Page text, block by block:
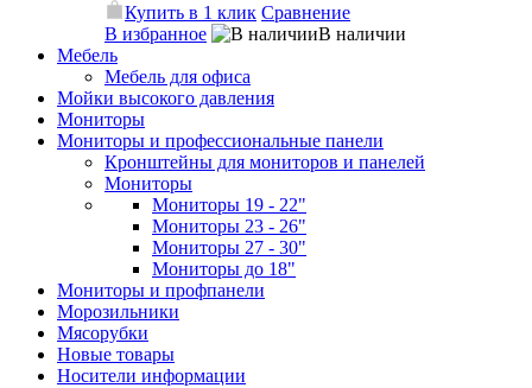
Купить в 1 клик Сравнение
В избранное
В наличии
Мебель
Мебель для офиса
Мойки высокого давления
Мониторы
Мониторы и профессиональные панели
Кронштейны для мониторов и панелей
Мониторы
Мониторы 19 - 22"
Мониторы 23 - 26"
Мониторы 27 - 30"
Мониторы до 18"
Мониторы и профпанели
Морозильники
Мясорубки
Новые товары
Носители информации